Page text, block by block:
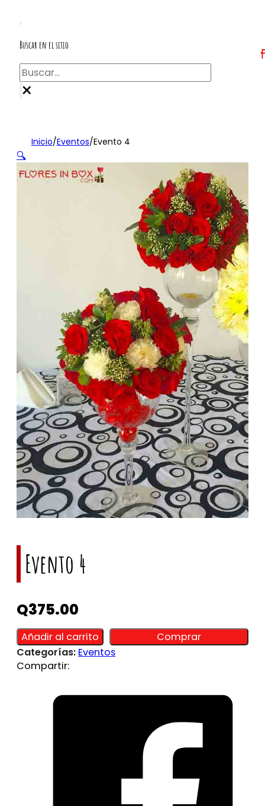
Buscar en el sitio
Buscar
×
Inicio/Eventos/Evento 4
🔍
Evento 4
Q375.00
Añadir al carrito Comprar
Alternative:
Alternative:
Categorías: Eventos
Compartir: